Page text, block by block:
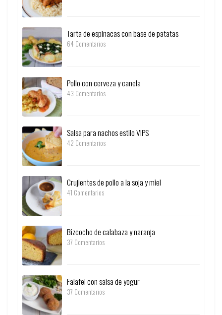
Tarta de espinacas con base de patatas
64 Comentarios
Pollo con cerveza y canela
43 Comentarios
Salsa para nachos estilo VIPS
42 Comentarios
Crujientes de pollo a la soja y miel
41 Comentarios
Bizcocho de calabaza y naranja
37 Comentarios
Falafel con salsa de yogur
37 Comentarios